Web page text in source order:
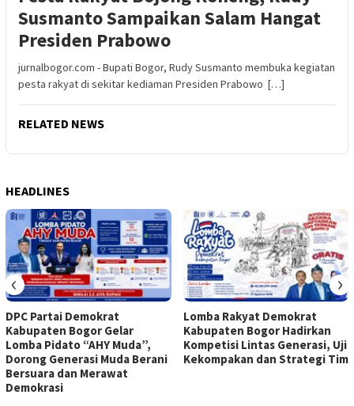
Susmanto Sampaikan Salam Hangat
Presiden Prabowo
jurnalbogor.com - Bupati Bogor, Rudy Susmanto membuka kegiatan
pesta rakyat di sekitar kediaman Presiden Prabowo […]
RELATED NEWS
HEADLINES
DPC Partai Demokrat
Kabupaten Bogor Gelar
Lomba Pidato “AHY Muda”,
Dorong Generasi Muda Berani
Bersuara dan Merawat
Demokrasi
Lomba Rakyat Demokrat
Kabupaten Bogor Hadirkan
Kompetisi Lintas Generasi, Uji
Kekompakan dan Strategi Tim
‹ ›